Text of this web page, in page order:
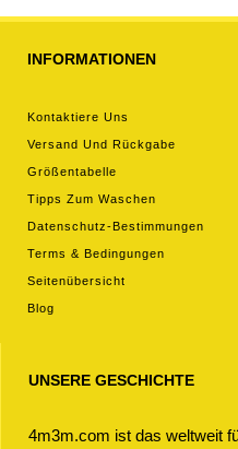
INFORMATIONEN
Kontaktiere Uns
Versand Und Rückgabe
Größentabelle
Tipps Zum Waschen
Datenschutz-Bestimmungen
Terms & Bedingungen
Seitenübersicht
Blog
UNSERE GESCHICHTE
4m3m.com ist das weltweit